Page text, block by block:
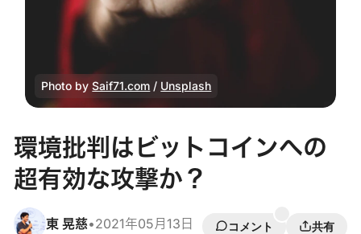
Photo bySaif71.com / Unsplash
環境批判はビットコインへの
超有効な攻撃か？
東 晃慈•2021年05月13日 コメント
共有